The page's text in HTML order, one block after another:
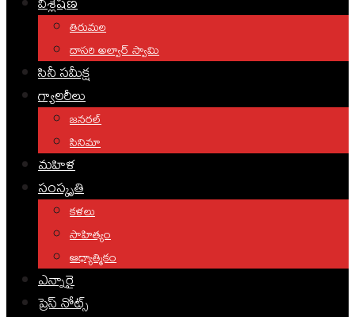
తిరుమల
దాసరి అల్వార్ స్వామి
సినీ సమీక్ష
గ్యాలరీలు
జనరల్
సినిమా
మహిళ
సంస్కృతి
కళలు
సాహిత్యం
ఆధ్యాత్మికం
ఎన్నారై
ప్రెస్ నోట్స్